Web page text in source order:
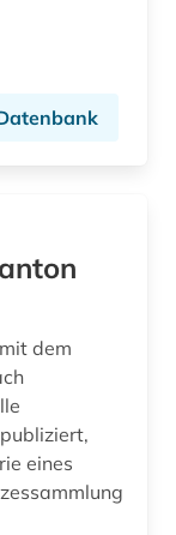
dem
eines